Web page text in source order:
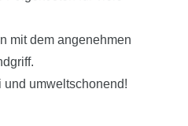
mit dem angenehmen
und umweltschonend!